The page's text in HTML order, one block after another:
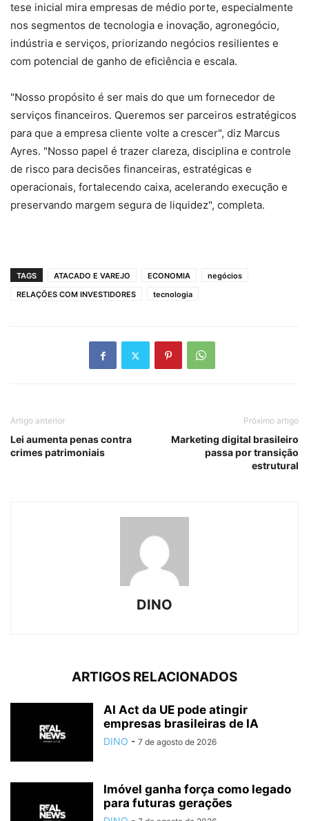
tese inicial mira empresas de médio porte, especialmente
nos segmentos de tecnologia e inovação, agronegócio,
indústria e serviços, priorizando negócios resilientes e
com potencial de ganho de eficiência e escala.
"Nosso propósito é ser mais do que um fornecedor de
serviços financeiros. Queremos ser parceiros estratégicos
para que a empresa cliente volte a crescer", diz Marcus
Ayres. "Nosso papel é trazer clareza, disciplina e controle
de risco para decisões financeiras, estratégicas e
operacionais, fortalecendo caixa, acelerando execução e
preservando margem segura de liquidez", completa.
TAGS ATACADO E VAREJO ECONOMIA
negócios
RELAÇÕES COM INVESTIDORES
tecnologia
Artigo anterior
Lei aumenta penas contra
crimes patrimoniais
Próximo artigo
Marketing digital brasileiro
passa por transição
estrutural
DINO
ARTIGOS RELACIONADOS
AI Act da UE pode atingir
empresas brasileiras de IA
DINO - 7 de agosto de 2026
Imóvel ganha força como legado
para futuras gerações